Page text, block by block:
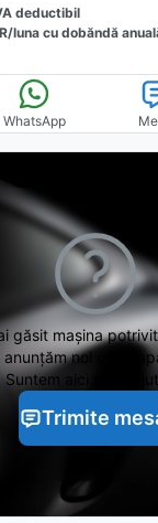
deductibil
lunacu dobăndă
WhatsApp
găsitmașina
anunțăm noi când
Suntem aici să te
Trimite